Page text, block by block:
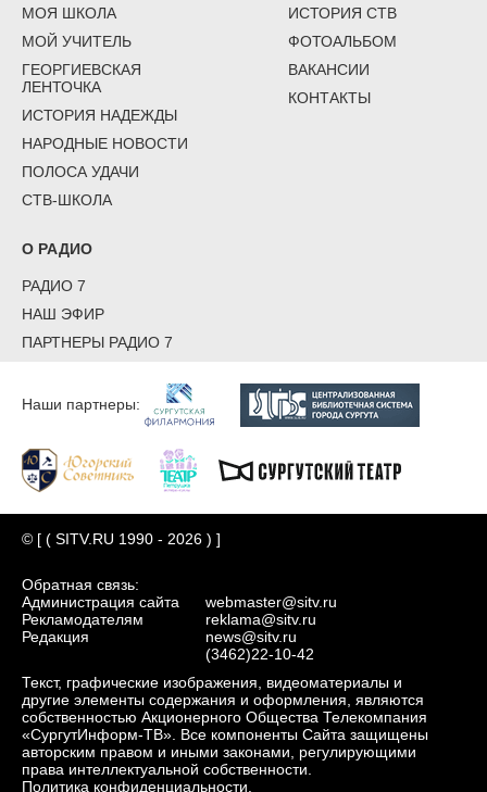
МОЯ ШКОЛА
МОЙ УЧИТЕЛЬ
ГЕОРГИЕВСКАЯ
ЛЕНТОЧКА
ИСТОРИЯ НАДЕЖДЫ
НАРОДНЫЕ НОВОСТИ
ПОЛОСА УДАЧИ
СТВ-ШКОЛА
ИСТОРИЯ СТВ
ФОТОАЛЬБОМ
ВАКАНСИИ
КОНТАКТЫ
О РАДИО
РАДИО 7
НАШ ЭФИР
ПАРТНЕРЫ РАДИО 7
Наши партнеры:
© [ ( SITV.RU 1990 - 2026 ) ]
Обратная связь:
Администрация сайта
Рекламодателям
Редакция
webmaster@sitv.ru
reklama@sitv.ru
news@sitv.ru
(3462)22-10-42
Текст, графические изображения, видеоматериалы и
другие элементы содержания и оформления, являются
собственностью Акционерного Общества Телекомпания
«СургутИнформ-ТВ». Все компоненты Сайта защищены
авторским правом и иными законами, регулирующими
права интеллектуальной собственности.
Политика конфиденциальности.